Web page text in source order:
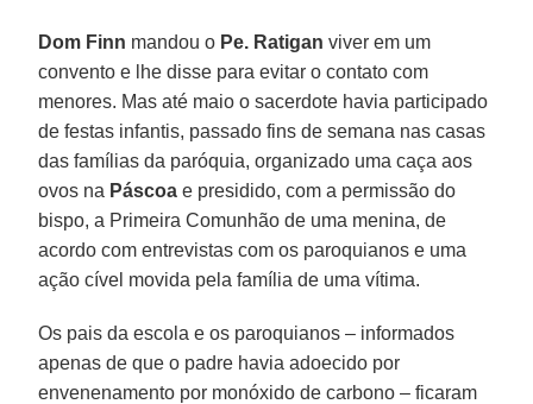
Dom Finn mandou o Pe. Ratigan viver em um
convento e lhe disse para evitar o contato com
menores. Mas até maio o sacerdote havia participado
de festas infantis, passado fins de semana nas casas
das famílias da paróquia, organizado uma caça aos
ovos na Páscoa e presidido, com a permissão do
bispo, a Primeira Comunhão de uma menina, de
acordo com entrevistas com os paroquianos e uma
ação cível movida pela família de uma vítima.
Os pais da escola e os paroquianos – informados
apenas de que o padre havia adoecido por
envenenamento por monóxido de carbono – ficaram